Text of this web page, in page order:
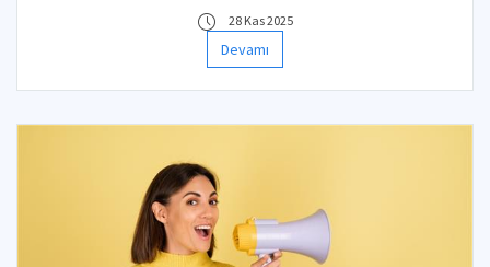
kadınların görünürlüğünü ve etkisini artırmayı
hedefleyen “She-Tech Roundtable: Female Tech
Entrepreneurs” etkinliği düzenlenecektir.
28 Kas 2025
Devamı